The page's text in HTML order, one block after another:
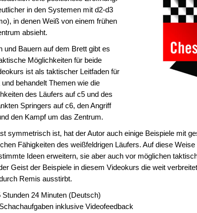
in den Systemen mit d2-d3
in denen Weiß von einem frühen
absieht.
und Bauern auf dem Brett gibt es
Möglichkeiten für beide
ist als taktischer Leitfaden für
behandelt Themen wie die
des Läufers auf c5 und des
Springers auf c6, den Angriff
den Kampf um das Zentrum.
symmetrisch ist, hat der Autor auch einige Beispiele mit
Fähigkeiten des weißfeldrigen Läufers. Auf diese
Ideen erweitern, sie aber auch vor möglichen
Geist der Beispiele in diesem Videokurs die weit
Remis ausstirbt.
Stunden 24 Minuten (Deutsch)
inklusive Videofeedback